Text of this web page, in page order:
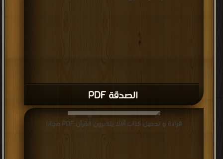
الصدقة PDF
قراءة و تحميل كتاب أفلا يتدبرون القرآن PDF مجانا